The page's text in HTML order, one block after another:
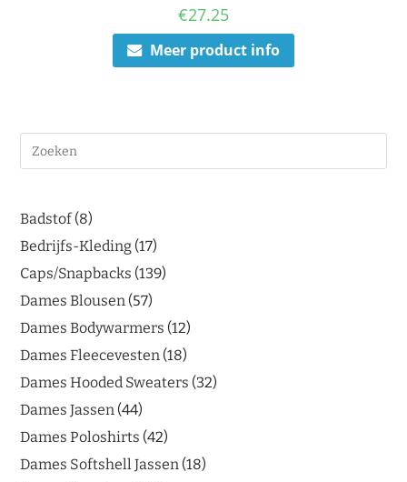
€27.25
Meer product info
Badstof 8
Bedrijfs-Kleding 17
Caps/Snapbacks 139
Dames Blousen 57
Dames Bodywarmers 12
Dames Fleecevesten 18
Dames Hooded Sweaters 32
Dames Jassen 44
Dames Poloshirts 42
Dames Softshell Jassen 18